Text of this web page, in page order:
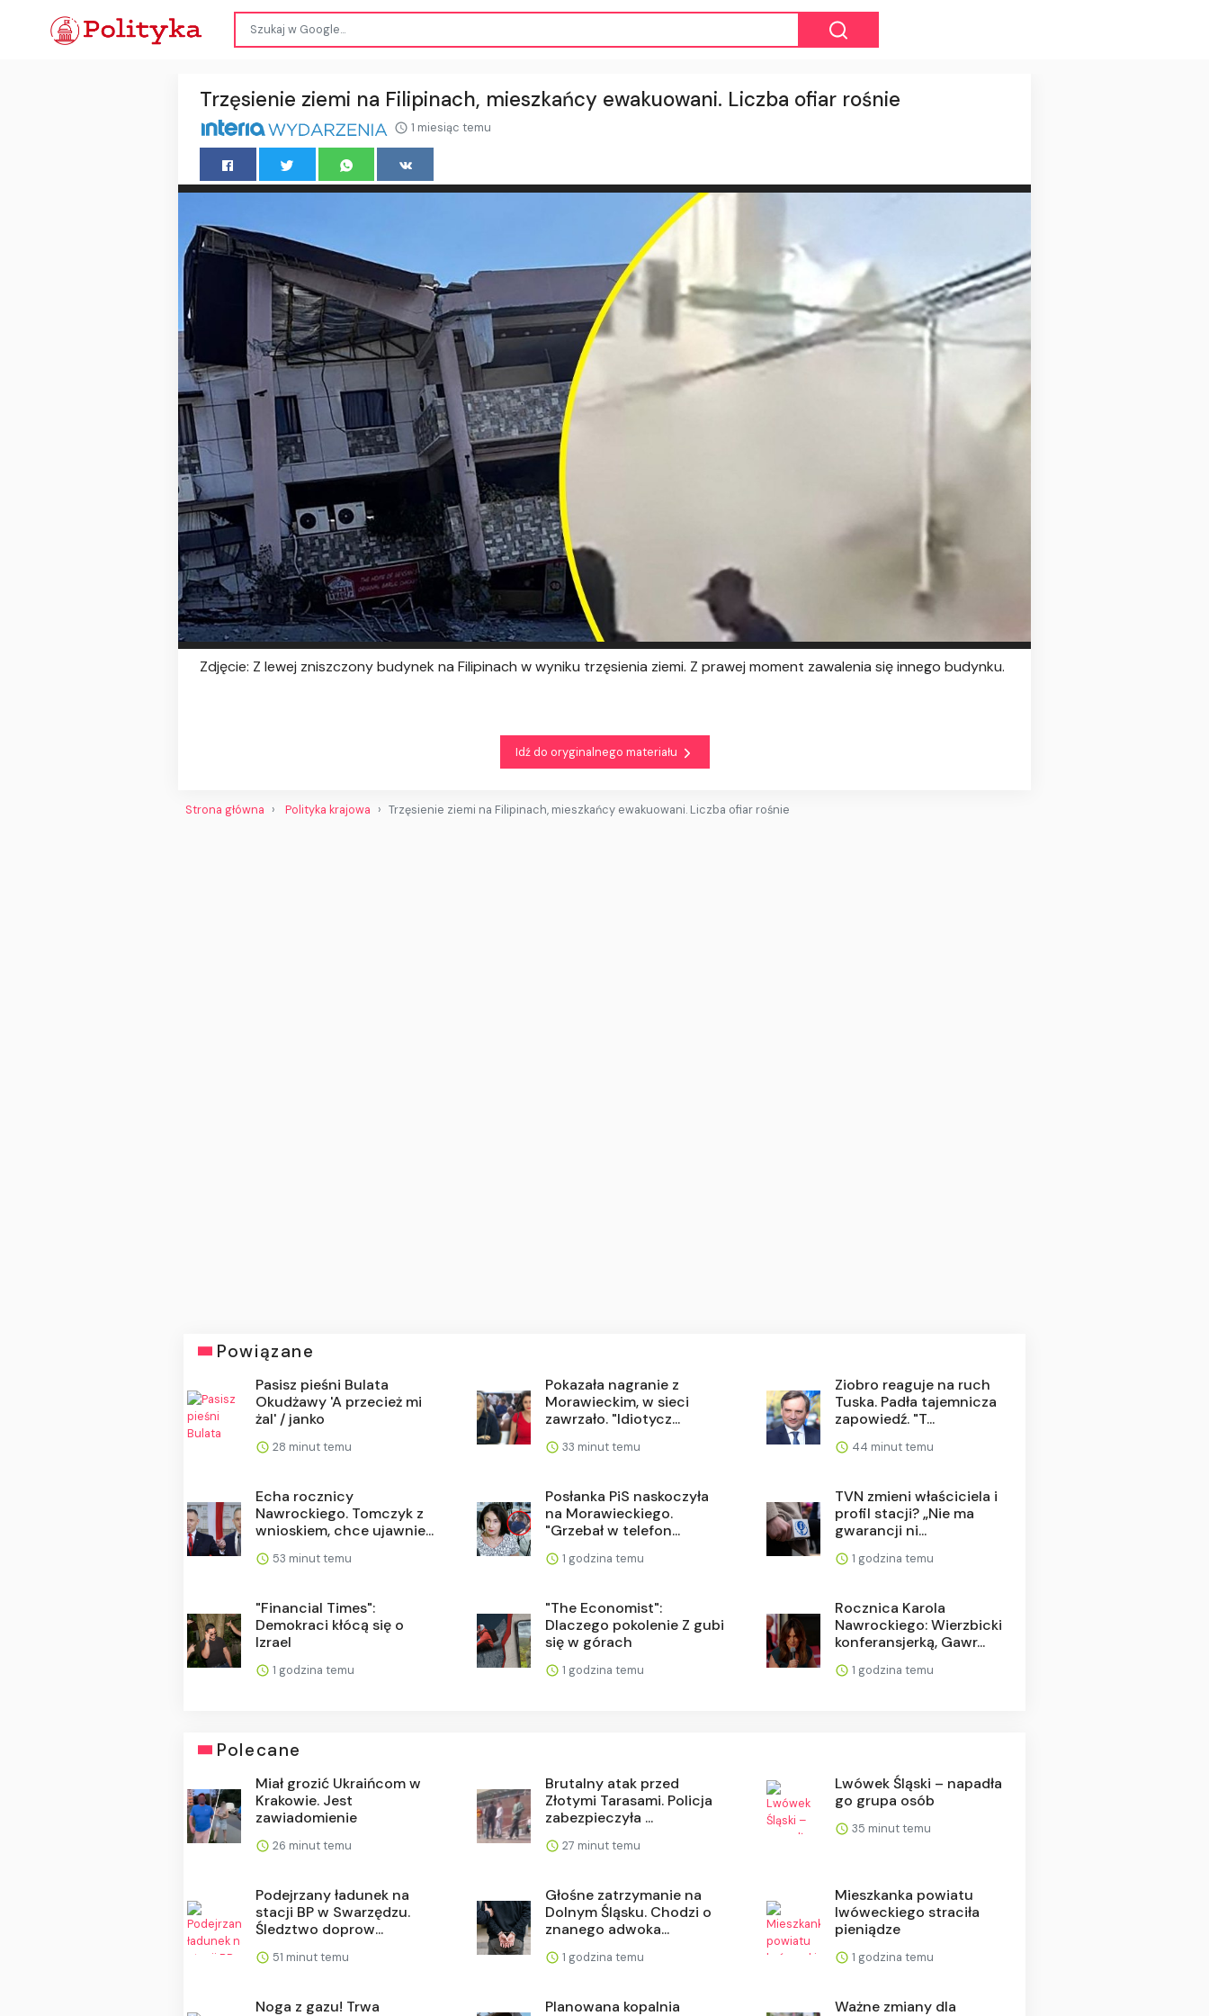
Trzęsienie ziemi na Filipinach, mieszkańcy ewakuowani. Liczba ofiar rośnie
1 miesiąc temu
Zdjęcie: Z lewej zniszczony budynek na Filipinach w wyniku trzęsienia ziemi. Z prawej moment zawalenia się innego budynku.
Idź do oryginalnego materiału
Strona główna Polityka krajowa Trzęsienie ziemi na Filipinach, mieszkańcy ewakuowani. Liczba ofiar rośnie
Powiązane
Pasisz pieśni Bulata
Okudżawy 'A przecież mi
żal' / janko
28 minut temu
Pokazała nagranie z
Morawieckim, w sieci
zawrzało. "Idiotycz...
33 minut temu
Ziobro reaguje na ruch
Tuska. Padła tajemnicza
zapowiedź. "T...
44 minut temu
Echa rocznicy
Nawrockiego. Tomczyk z
wnioskiem, chce ujawnie...
53 minut temu
Posłanka PiS naskoczyła
na Morawieckiego.
"Grzebał w telefon...
1 godzina temu
TVN zmieni właściciela i
profil stacji? „Nie ma
gwarancji ni...
1 godzina temu
"Financial Times":
Demokraci kłócą się o
Izrael
1 godzina temu
"The Economist":
Dlaczego pokolenie Z gubi
się w górach
1 godzina temu
Rocznica Karola
Nawrockiego: Wierzbicki
konferansjerką, Gawr...
1 godzina temu
Polecane
Miał grozić Ukraińcom w
Krakowie. Jest
zawiadomienie
26 minut temu
Brutalny atak przed
Złotymi Tarasami. Policja
zabezpieczyła ...
27 minut temu
Lwówek Śląski – napadła
go grupa osób
35 minut temu
Podejrzany ładunek na
stacji BP w Swarzędzu.
Śledztwo doprow...
51 minut temu
Głośne zatrzymanie na
Dolnym Śląsku. Chodzi o
znanego adwoka...
1 godzina temu
Mieszkanka powiatu
lwóweckiego straciła
pieniądze
1 godzina temu
Noga z gazu! Trwa
Planowana kopalnia
Ważne zmiany dla